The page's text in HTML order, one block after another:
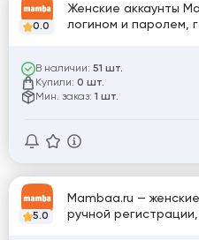
0.0
Женские аккаунты
логином и паролем,
В наличии: 51 шт.
Купили: 0 шт.
Мин. заказ: 1 шт.
5.0
Mambaa.ru —
ручной